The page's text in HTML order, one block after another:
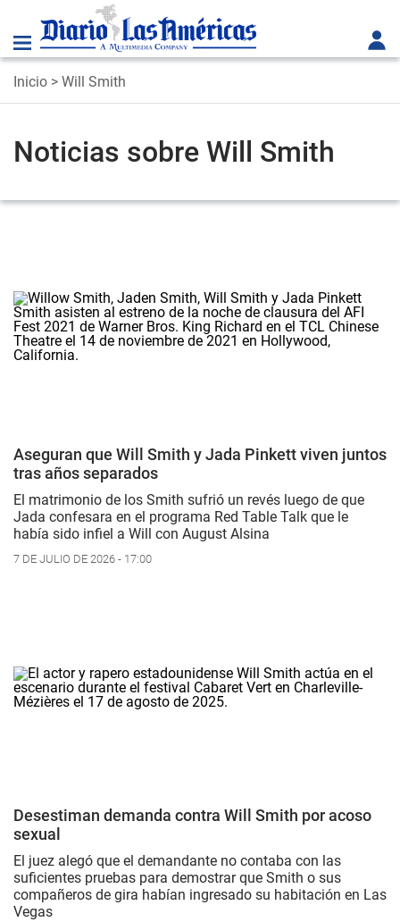
Inicio > Will Smith
Noticias sobre Will Smith
Aseguran que Will Smith y Jada Pinkett viven juntos
tras años separados
El matrimonio de los Smith sufrió un revés luego de que
Jada confesara en el programa Red Table Talk que le
había sido infiel a Will con August Alsina
7 DE JULIO DE 2026 - 17:00
Desestiman demanda contra Will Smith por acoso
sexual
El juez alegó que el demandante no contaba con las
suficientes pruebas para demostrar que Smith o sus
compañeros de gira habían ingresado su habitación en Las
Vegas